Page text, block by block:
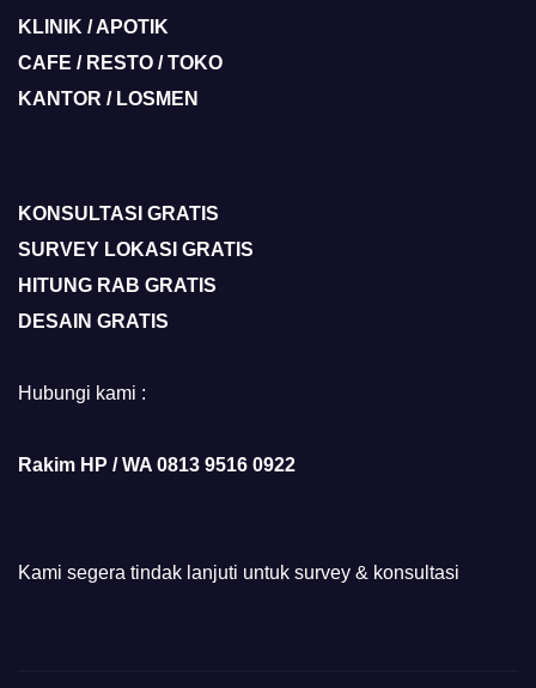
KLINIK / APOTIK
CAFE / RESTO / TOKO
KANTOR / LOSMEN
KONSULTASI GRATIS
SURVEY LOKASI GRATIS
HITUNG RAB GRATIS
DESAIN GRATIS
Hubungi kami :
Rakim HP / WA 0813 9516 0922
Kami segera tindak lanjuti untuk survey & konsultasi